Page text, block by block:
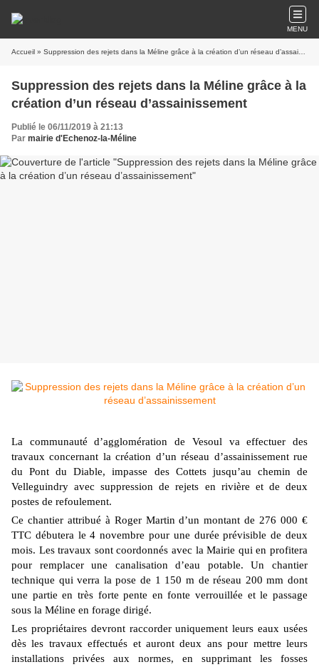
MENU
Accueil » Suppression des rejets dans la Méline grâce à la création d’un réseau d’assainissement
Suppression des rejets dans la Méline grâce à la
création d’un réseau d’assainissement
Publié le 06/11/2019 à 21:13
Par mairie d'Echenoz-la-Méline
La communauté d’agglomération de Vesoul va effectuer des
travaux concernant la création d’un réseau d’assainissement rue
du Pont du Diable, impasse des Cottets jusqu’au chemin de
Velleguindry avec suppression de rejets en rivière et de deux
postes de refoulement.
Ce chantier attribué à Roger Martin d’un montant de 276 000 €
TTC débutera le 4 novembre pour une durée prévisible de deux
mois. Les travaux sont coordonnés avec la Mairie qui en profitera
pour remplacer une canalisation d’eau potable. Un chantier
technique qui verra la pose de 1 150 m de réseau 200 mm dont
une partie en très forte pente en fonte verrouillée et le passage
sous la Méline en forage dirigé.
Les propriétaires devront raccorder uniquement leurs eaux usées
dès les travaux effectués et auront deux ans pour mettre leurs
installations privées aux normes, en supprimant les fosses